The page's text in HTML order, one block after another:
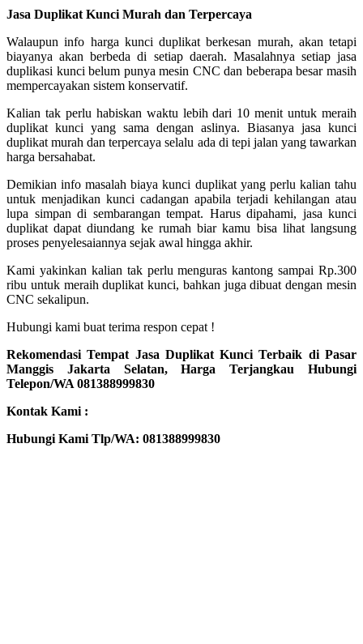
Jasa Duplikat Kunci Murah dan Terpercaya
Walaupun info harga kunci duplikat berkesan murah, akan tetapi
biayanya akan berbeda di setiap daerah. Masalahnya setiap jasa
duplikasi kunci belum punya mesin CNC dan beberapa besar masih
mempercayakan sistem konservatif.
Kalian tak perlu habiskan waktu lebih dari 10 menit untuk meraih
duplikat kunci yang sama dengan aslinya. Biasanya jasa kunci
duplikat murah dan terpercaya selalu ada di tepi jalan yang tawarkan
harga bersahabat.
Demikian info masalah biaya kunci duplikat yang perlu kalian tahu
untuk menjadikan kunci cadangan apabila terjadi kehilangan atau
lupa simpan di sembarangan tempat. Harus dipahami, jasa kunci
duplikat dapat diundang ke rumah biar kamu bisa lihat langsung
proses penyelesaiannya sejak awal hingga akhir.
Kami yakinkan kalian tak perlu menguras kantong sampai Rp.300
ribu untuk meraih duplikat kunci, bahkan juga dibuat dengan mesin
CNC sekalipun.
Hubungi kami buat terima respon cepat !
Rekomendasi Tempat Jasa Duplikat Kunci Terbaik di Pasar
Manggis Jakarta Selatan, Harga Terjangkau Hubungi
Telepon/WA 081388999830
Kontak Kami :
Hubungi Kami Tlp/WA: 081388999830